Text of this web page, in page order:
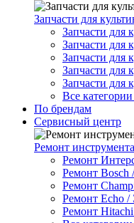
Запчасти для
Запчасти для
Запчасти для
Запчасти для
Запчасти для
Запчасти для
Все
По брендам
Сервисный центр
Ремонт
Ремонт
Ремонт Bosch
Ремонт
Ремонт Echo /
Ремонт